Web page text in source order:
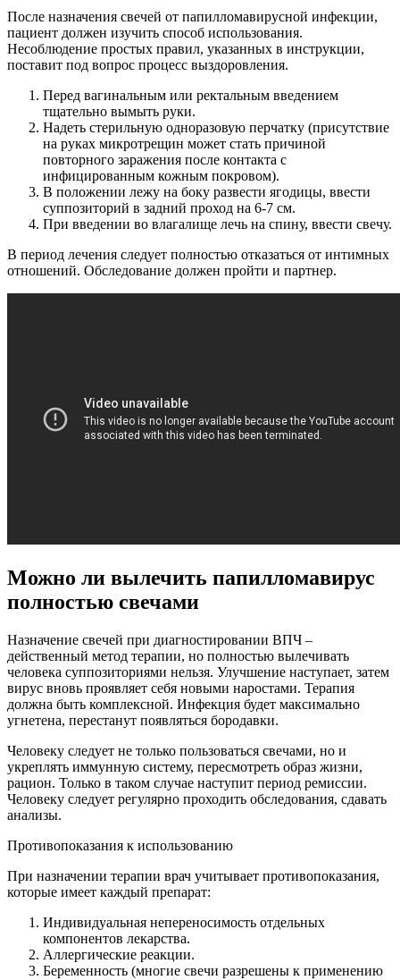
После назначения свечей от папилломавирусной инфекции,
пациент должен изучить способ использования.
Несоблюдение простых правил, указанных в инструкции,
поставит под вопрос процесс выздоровления.
Перед вагинальным или ректальным введением
тщательно вымыть руки.
Надеть стерильную одноразовую перчатку (присутствие
на руках микротрещин может стать причиной
повторного заражения после контакта с
инфицированным кожным покровом).
В положении лежу на боку развести ягодицы, ввести
суппозиторий в задний проход на 6-7 см.
При введении во влагалище лечь на спину, ввести свечу.
В период лечения следует полностью отказаться от интимных
отношений. Обследование должен пройти и партнер.
Можно ли вылечить папилломавирус
полностью свечами
Назначение свечей при диагностировании ВПЧ –
действенный метод терапии, но полностью вылечивать
человека суппозиториями нельзя. Улучшение наступает, затем
вирус вновь проявляет себя новыми наростами. Терапия
должна быть комплексной. Инфекция будет максимально
угнетена, перестанут появляться бородавки.
Человеку следует не только пользоваться свечами, но и
укреплять иммунную систему, пересмотреть образ жизни,
рацион. Только в таком случае наступит период ремиссии.
Человеку следует регулярно проходить обследования, сдавать
анализы.
Противопоказания к использованию
При назначении терапии врач учитывает противопоказания,
которые имеет каждый препарат:
Индивидуальная непереносимость отдельных
компонентов лекарства.
Аллергические реакции.
Беременность (многие свечи разрешены к применению